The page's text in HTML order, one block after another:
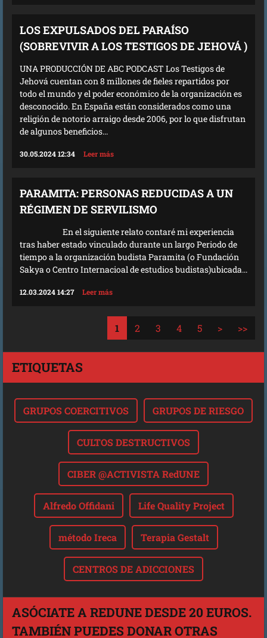
LOS EXPULSADOS DEL PARAÍSO
(SOBREVIVIR A LOS TESTIGOS DE JEHOVÁ )
UNA PRODUCCIÓN DE ABC PODCAST Los Testigos de
Jehová cuentan con 8 millones de fieles repartidos por
todo el mundo y el poder económico de la organización es
desconocido. En España están considerados como una
religión de notorio arraigo desde 2006, por lo que disfrutan
de algunos beneficios...
30.05.2024 12:34 Leer más
PARAMITA: PERSONAS REDUCIDAS A UN
RÉGIMEN DE SERVILISMO
En el siguiente relato contaré mi experiencia
tras haber estado vinculado durante un largo Periodo de
tiempo a la organización budista Paramita (o Fundación
Sakya o Centro Internacioal de estudios budistas)ubicada...
12.03.2024 14:27 Leer más
1 2 3 4 5 > >>
ETIQUETAS
GRUPOS COERCITIVOS GRUPOS DE RIESGO
CULTOS DESTRUCTIVOS
CIBER @ACTIVISTA RedUNE
Alfredo Offidani Life Quality Project
método Ireca Terapia Gestalt
CENTROS DE ADICCIONES
ASÓCIATE A REDUNE DESDE 20 EUROS.
TAMBIÉN PUEDES DONAR OTRAS